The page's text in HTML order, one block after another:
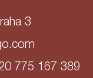
3
775 167 389